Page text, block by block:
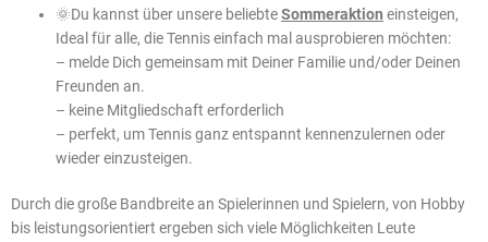
🌞Du kannst über unsere beliebteSommeraktion einsteigen,
Ideal für alle, die Tennis einfach mal ausprobieren möchten:
– melde Dich gemeinsam mit Deiner Familie und/oder Deinen
Freunden an.
– keine Mitgliedschaft erforderlich
– perfekt, um Tennis ganz entspannt kennenzulernen oder
wieder einzusteigen.
Durch die große Bandbreite an Spielerinnen und Spielern, von Hobby
bis leistungsorientiert ergeben sich viele Möglichkeiten Leute